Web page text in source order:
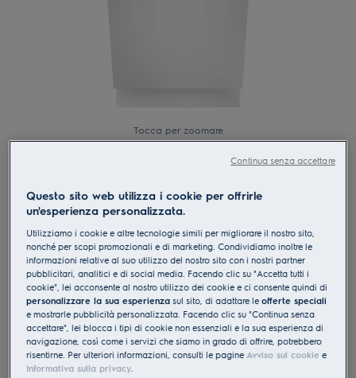
Tocca per zoomare
GA60SLVS
Lavastoviglie EURO-Norma 60cm
Completamente integrata 14
numero di coperti
0 (0)
Questo sito web utilizza i cookie per offrirle
un'esperienza personalizzata.
Utilizziamo i cookie e altre tecnologie simili per migliorare il nostro sito,
nonché per scopi promozionali e di marketing. Condividiamo inoltre le
informazioni relative al suo utilizzo del nostro sito con i nostri partner
pubblicitari, analitici e di social media. Facendo clic su "Accetta tutti i
cookie", lei acconsente al nostro utilizzo dei cookie e ci consente quindi di
personalizzare la sua esperienza sul sito, di adattare leofferte speciali
e mostrarle pubblicità personalizzata. Facendo clic su "Continua senza
accettare", lei blocca i tipi di cookie non essenziali e la sua esperienza di
navigazione, così come i servizi che siamo in grado di offrire, potrebbero
risentirne. Per ulteriori informazioni, consulti le pagine Avviso sui cookie e
Informativa sulla privacy
Continua senza accettare